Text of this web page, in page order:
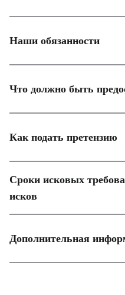
Наши обязанности
Что должно быть
Как подать претензию
Сроки исковых
исков
Дополнительная